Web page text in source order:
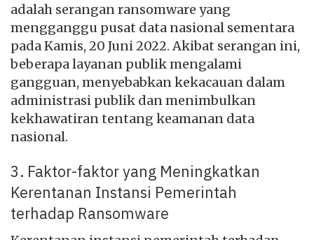
adalah serangan ransomware yang
mengganggu pusat data nasional sementara
pada Kamis, 20 Juni 2022. Akibat serangan ini,
beberapa layanan publik mengalami
gangguan, menyebabkan kekacauan dalam
administrasi publik dan menimbulkan
kekhawatiran tentang keamanan data
nasional.
3. Faktor-faktor yang Meningkatkan
Kerentanan Instansi Pemerintah
terhadap Ransomware